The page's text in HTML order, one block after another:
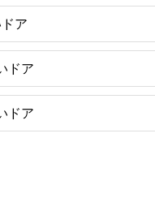
ア
ドア
ドア